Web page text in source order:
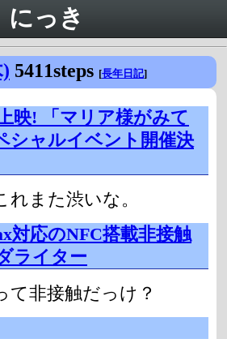
にっき
5411steps [長年日記]
映! 「マリア様がみて
シャルイベント開催決
れまた渋いな。
対応のNFC搭載非接触
ライター
て非接触だっけ？